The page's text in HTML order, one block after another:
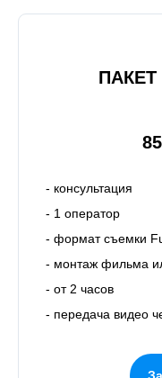
- консультация
- 1 оператор
- формат съемки
- монтаж фильма
- от 2 часов
- передача видео